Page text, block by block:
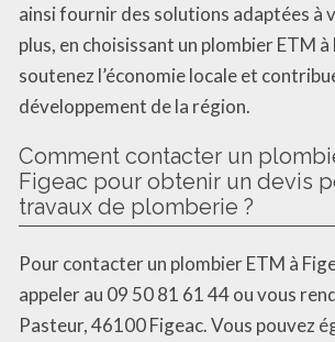
ainsi fournir des solutions adaptées à
plus, en choisissant un plombier ETM à
soutenez l’économie locale et
développement de la région.
Comment contacter un
Figeac pour obtenir un devis
travaux de plomberie ?
Pour contacter un plombier ETM à
appeler au 09 50 81 61 44 ou vous
Pasteur, 46100 Figeac. Vous pouvez